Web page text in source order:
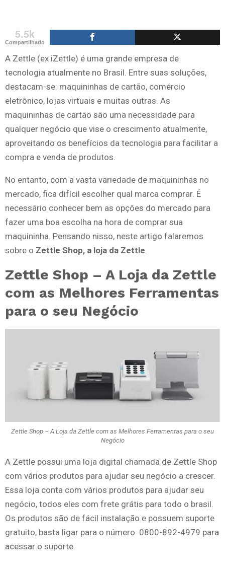
5.5k
Compartilhado
A Zettle (ex iZettle) é uma grande empresa de
tecnologia atualmente no Brasil. Entre suas soluções,
destacam-se: maquininhas de cartão, comércio
eletrônico, lojas virtuais e muitas outras. As
maquininhas de cartão são uma necessidade para
qualquer negócio que vise o crescimento atualmente,
aproveitando os benefícios da tecnologia para facilitar a
compra e venda de produtos.
No entanto, com a vasta variedade de maquininhas no
mercado, fica difícil escolher qual marca comprar. É
necessário conhecer bem as opções do mercado para
fazer uma boa escolha na hora de comprar sua
maquininha. Pensando nisso, neste artigo falaremos
sobre o Zettle Shop, a loja da Zettle.
Zettle Shop – A Loja da Zettle
com as Melhores Ferramentas
para o seu Negócio
Zettle Shop – A Loja da Zettle com as Melhores Ferramentas para o seu
Negócio
A Zettle possui uma loja digital chamada de Zettle Shop
com vários produtos para ajudar seu negócio a crescer.
Essa loja conta com vários produtos para ajudar seu
negócio, todos eles com frete grátis para todo o brasil.
Os produtos são de fácil instalação e possuem suporte
gratuito, basta ligar para o número 0800-892-4979 para
acessar o suporte.